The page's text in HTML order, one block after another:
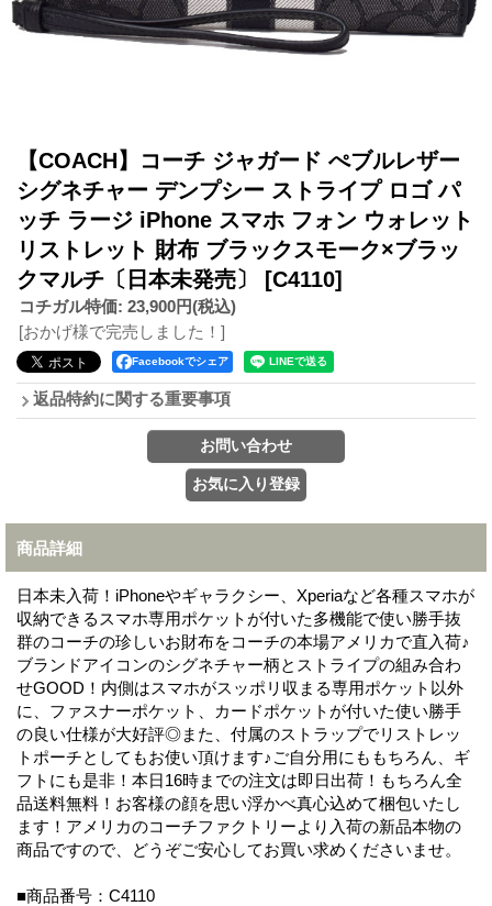
【COACH】コーチ ジャガード ぺブルレザー
シグネチャー デンプシー ストライプ ロゴ パ
ッチ ラージ iPhone スマホ フォン ウォレット
リストレット 財布 ブラックスモーク×ブラッ
クマルチ〔日本未発売〕 [C4110]
コチガル特価: 23,900円(税込)
[おかげ様で完売しました！]
Facebookでシェア
返品特約に関する重要事項
商品詳細
日本未入荷！iPhoneやギャラクシー、Xperiaなど各種スマホが
収納できるスマホ専用ポケットが付いた多機能で使い勝手抜
群のコーチの珍しいお財布をコーチの本場アメリカで直入荷♪
ブランドアイコンのシグネチャー柄とストライプの組み合わ
せGOOD！内側はスマホがスッポリ収まる専用ポケット以外
に、ファスナーポケット、カードポケットが付いた使い勝手
の良い仕様が大好評◎また、付属のストラップでリストレッ
トポーチとしてもお使い頂けます♪ご自分用にももちろん、ギ
フトにも是非！本日16時までの注文は即日出荷！もちろん全
品送料無料！お客様の顔を思い浮かべ真心込めて梱包いたし
ます！アメリカのコーチファクトリーより入荷の新品本物の
商品ですので、どうぞご安心してお買い求めくださいませ。
■商品番号：C4110